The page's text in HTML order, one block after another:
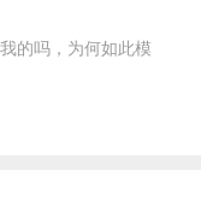
的吗，为何如此模